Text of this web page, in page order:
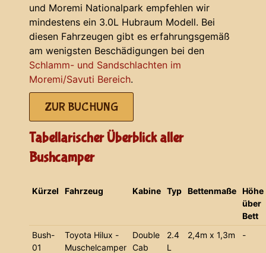
und Moremi Nationalpark empfehlen wir
mindestens ein 3.0L Hubraum Modell. Bei
diesen Fahrzeugen gibt es erfahrungsgemäß
am wenigsten Beschädigungen bei den
Schlamm- und Sandschlachten im
Moremi/Savuti Bereich.
ZUR BUCHUNG
Tabellarischer Überblick aller
Bushcamper
Kürzel Fahrzeug Kabine Typ Bettenmaße Höhe
über
Bett
Bush-
01
Toyota Hilux -
Muschelcamper
Double
Cab
2.4
L
2,4m x 1,3m -